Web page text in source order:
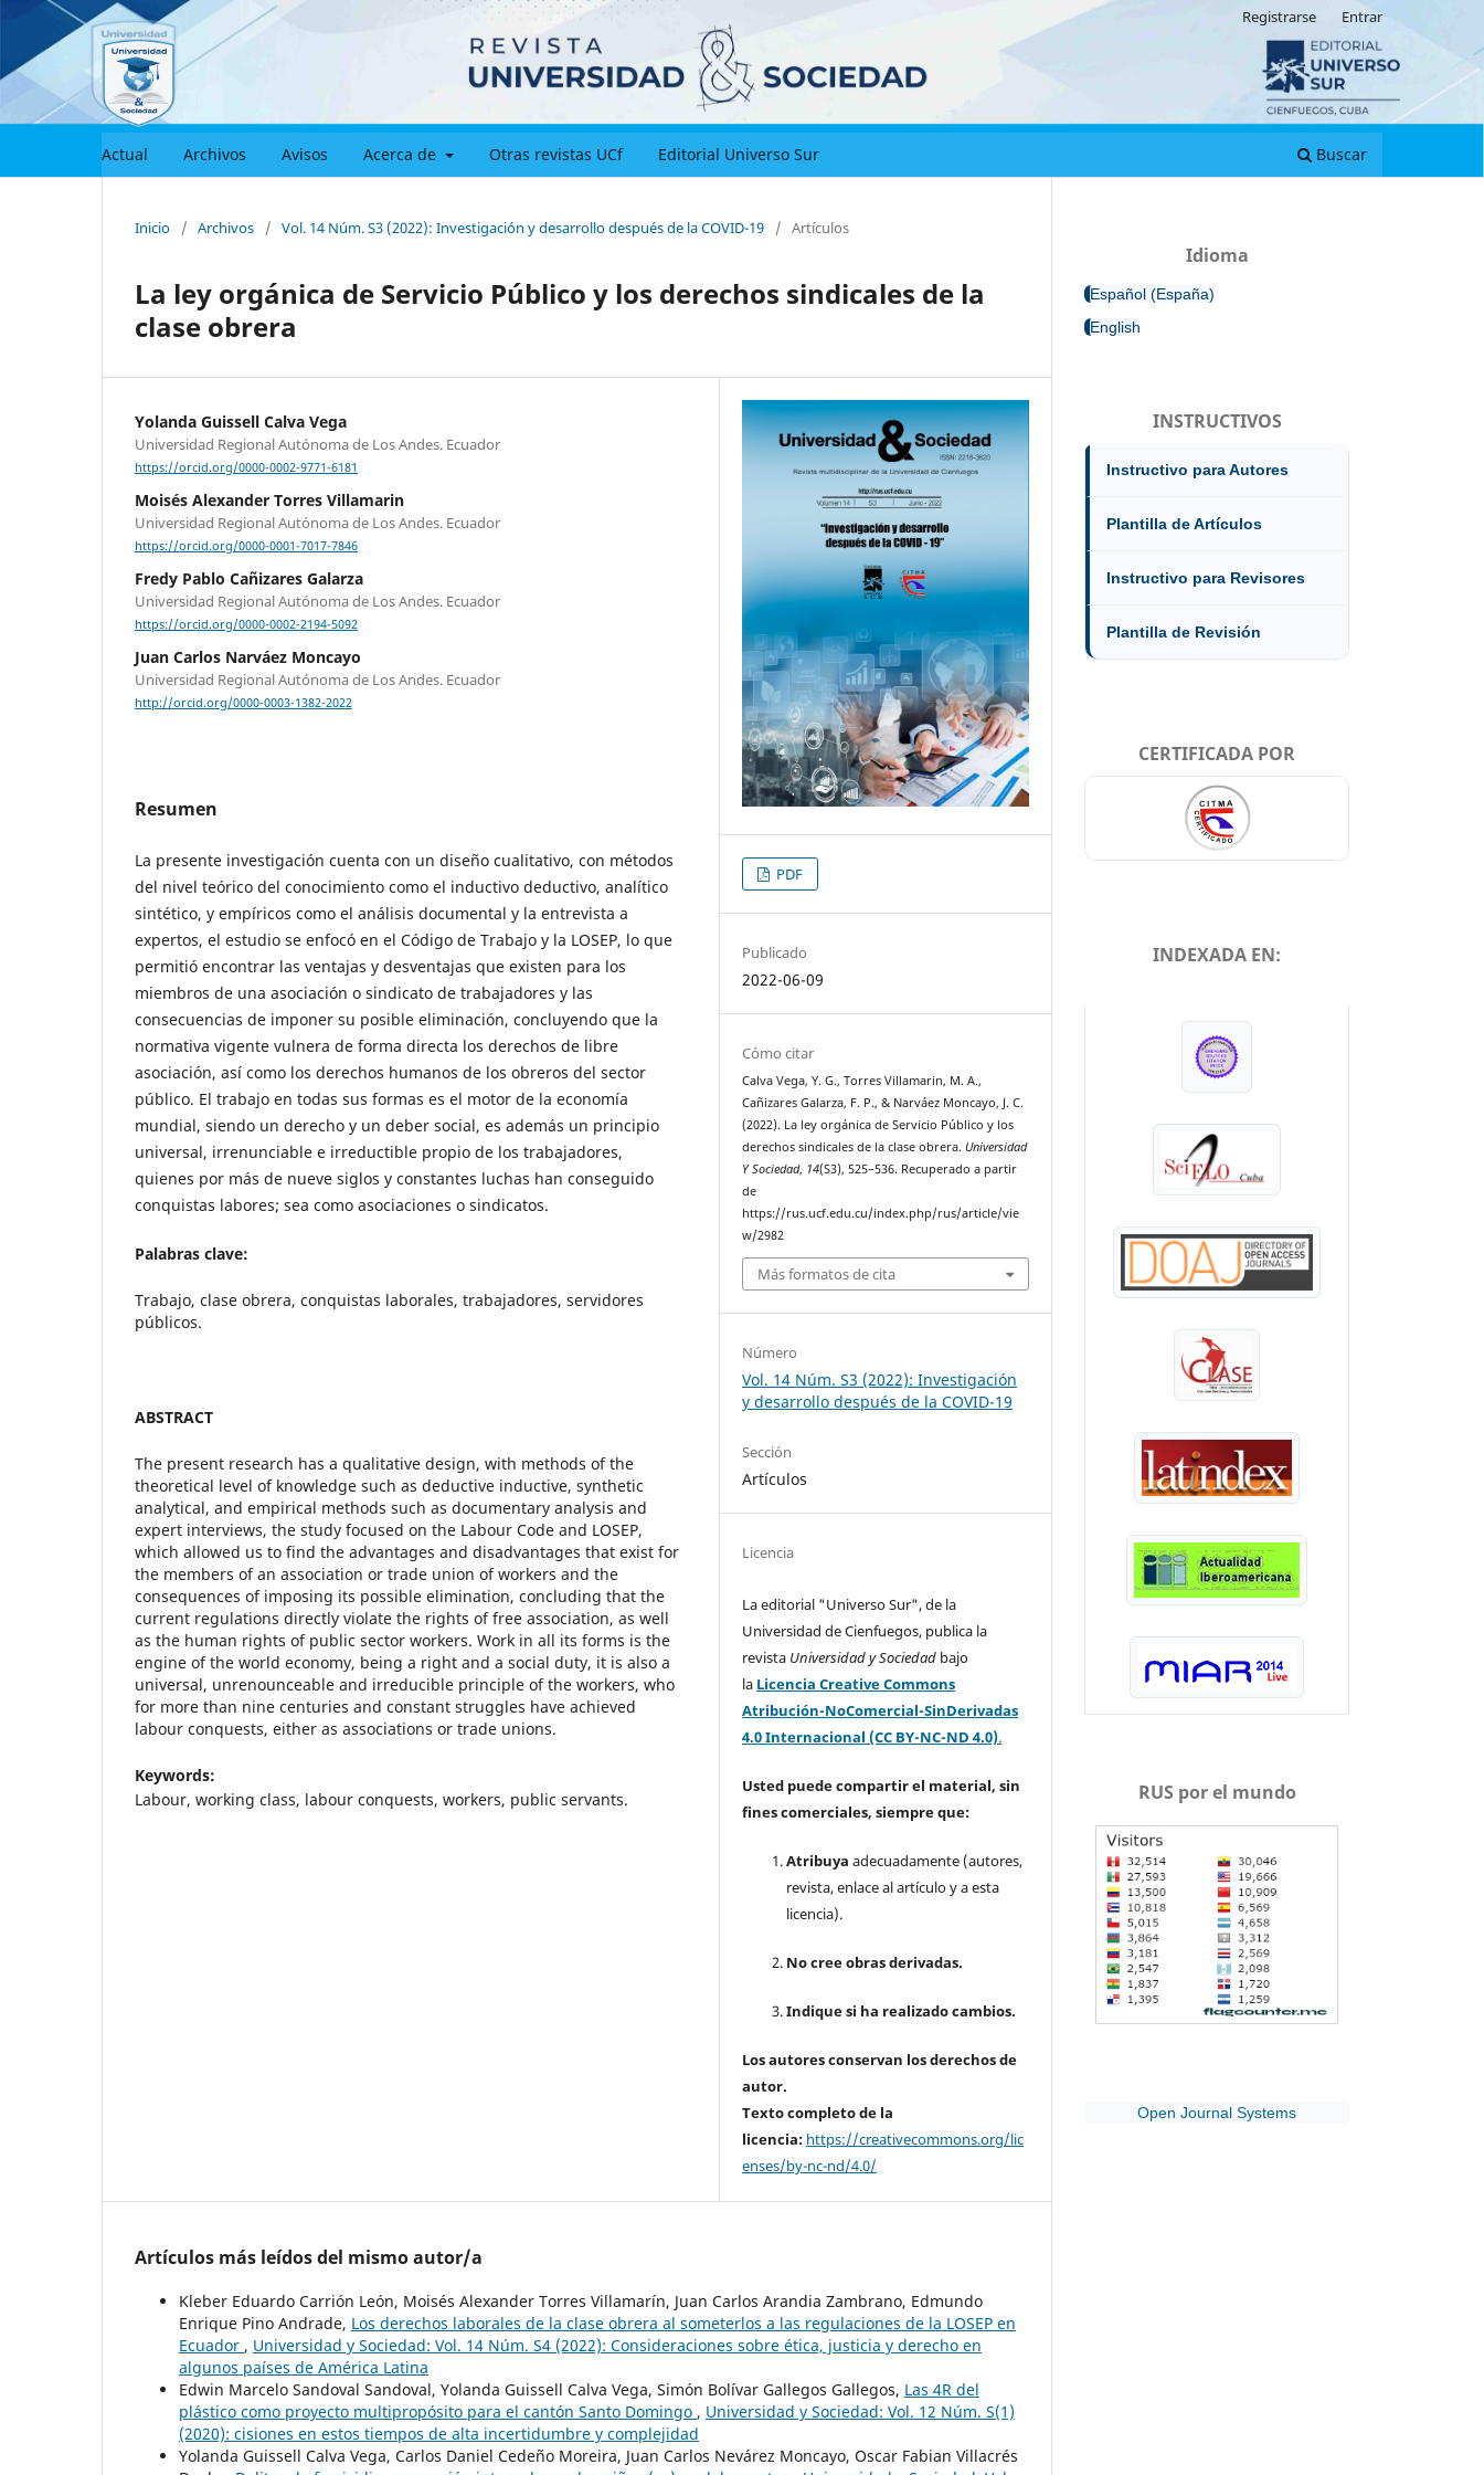
Actual Archivos Avisos Acerca de Otras revistas UCf Editorial Universo Sur Buscar
Registrarse Entrar
Inicio / Archivos / Vol. 14 Núm. S3 (2022): Investigación y desarrollo después de la COVID-19 / Artículos
La ley orgánica de Servicio Público y los derechos sindicales de la
clase obrera
Yolanda Guissell Calva Vega
Universidad Regional Autónoma de Los Andes. Ecuador
https://orcid.org/0000-0002-9771-6181
Moisés Alexander Torres Villamarin
Universidad Regional Autónoma de Los Andes. Ecuador
https://orcid.org/0000-0001-7017-7846
Fredy Pablo Cañizares Galarza
Universidad Regional Autónoma de Los Andes. Ecuador
https://orcid.org/0000-0002-2194-5092
Juan Carlos Narváez Moncayo
Universidad Regional Autónoma de Los Andes. Ecuador
http://orcid.org/0000-0003-1382-2022
Resumen
La presente investigación cuenta con un diseño cualitativo, con métodos
del nivel teórico del conocimiento como el inductivo deductivo, analítico
sintético, y empíricos como el análisis documental y la entrevista a
expertos, el estudio se enfocó en el Código de Trabajo y la LOSEP, lo que
permitió encontrar las ventajas y desventajas que existen para los
miembros de una asociación o sindicato de trabajadores y las
consecuencias de imponer su posible eliminación, concluyendo que la
normativa vigente vulnera de forma directa los derechos de libre
asociación, así como los derechos humanos de los obreros del sector
público. El trabajo en todas sus formas es el motor de la economía
mundial, siendo un derecho y un deber social, es además un principio
universal, irrenunciable e irreductible propio de los trabajadores,
quienes por más de nueve siglos y constantes luchas han conseguido
conquistas labores; sea como asociaciones o sindicatos.
Palabras clave:
Trabajo, clase obrera, conquistas laborales, trabajadores, servidores
públicos.
ABSTRACT
The present research has a qualitative design, with methods of the
theoretical level of knowledge such as deductive inductive, synthetic
analytical, and empirical methods such as documentary analysis and
expert interviews, the study focused on the Labour Code and LOSEP,
which allowed us to find the advantages and disadvantages that exist for
the members of an association or trade union of workers and the
consequences of imposing its possible elimination, concluding that the
current regulations directly violate the rights of free association, as well
as the human rights of public sector workers. Work in all its forms is the
engine of the world economy, being a right and a social duty, it is also a
universal, unrenounceable and irreducible principle of the workers, who
for more than nine centuries and constant struggles have achieved
labour conquests, either as associations or trade unions.
Keywords:
Labour, working class, labour conquests, workers, public servants.
PDF
Publicado
2022-06-09
Cómo citar
Calva Vega, Y. G., Torres Villamarin, M. A.,
Cañizares Galarza, F. P., & Narváez Moncayo, J. C.
(2022). La ley orgánica de Servicio Público y los
derechos sindicales de la clase obrera. Universidad
Y Sociedad, 14(S3), 525–536. Recuperado a partir
de
https://rus.ucf.edu.cu/index.php/rus/article/vie
w/2982
Más formatos de cita
Número
Vol. 14 Núm. S3 (2022): Investigación
y desarrollo después de la COVID-19
Sección
Artículos
Licencia
La editorial "Universo Sur", de la
Universidad de Cienfuegos, publica la
revista Universidad y Sociedad bajo
la Licencia Creative Commons
Atribución-NoComercial-SinDerivadas
4.0 Internacional (CC BY-NC-ND 4.0).
Usted puede compartir el material, sin
fines comerciales, siempre que:
Atribuya adecuadamente (autores,
revista, enlace al artículo y a esta
licencia).
No cree obras derivadas.
Indique si ha realizado cambios.
Los autores conservan los derechos de
autor.
Texto completo de la
licencia: https://creativecommons.org/lic
enses/by-nc-nd/4.0/
Artículos más leídos del mismo autor/a
Kleber Eduardo Carrión León, Moisés Alexander Torres Villamarín, Juan Carlos Arandia Zambrano, Edmundo
Enrique Pino Andrade, Los derechos laborales de la clase obrera al someterlos a las regulaciones de la LOSEP en
Ecuador , Universidad y Sociedad: Vol. 14 Núm. S4 (2022): Consideraciones sobre ética, justicia y derecho en
algunos países de América Latina
Edwin Marcelo Sandoval Sandoval, Yolanda Guissell Calva Vega, Simón Bolívar Gallegos Gallegos, Las 4R del
plástico como proyecto multipropósito para el cantón Santo Domingo , Universidad y Sociedad: Vol. 12 Núm. S(1)
(2020): cisiones en estos tiempos de alta incertidumbre y complejidad
Yolanda Guissell Calva Vega, Carlos Daniel Cedeño Moreira, Juan Carlos Nevárez Moncayo, Oscar Fabian Villacrés
Idioma
Español (España)
English
INSTRUCTIVOS
Instructivo para Autores
Plantilla de Artículos
Instructivo para Revisores
Plantilla de Revisión
CERTIFICADA POR
INDEXADA EN:
RUS por el mundo
Open Journal Systems